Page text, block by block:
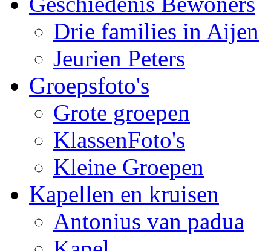
Drie families in Aijen
Jeurien Peters
Groepsfoto's
Grote groepen
KlassenFoto's
Kleine Groepen
Kapellen en kruisen
Antonius van padua